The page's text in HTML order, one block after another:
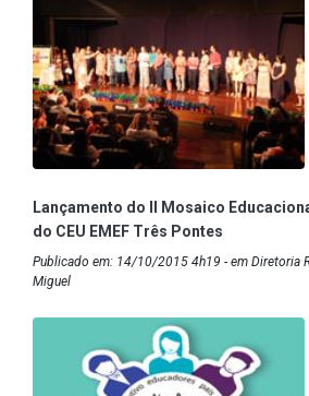
Lançamento do II Mosaico
do CEU EMEF Três Pontes
Publicado em: 14/10/2015 4h19 - em Diretoria
Miguel